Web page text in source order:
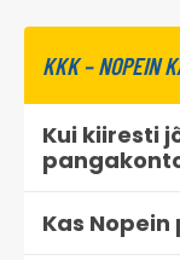
KKK – NOPEIN
Kui kiiresti
Pay N Play
Kas